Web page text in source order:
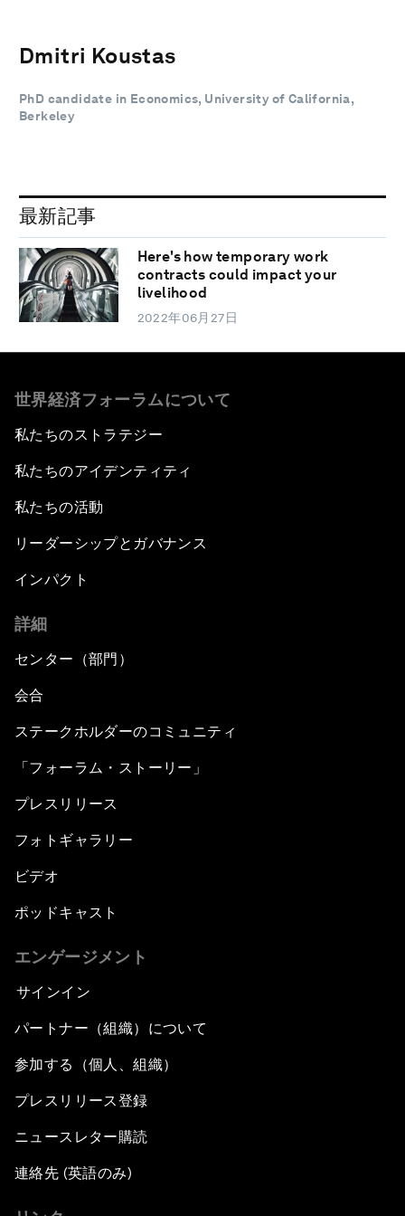
Dmitri Koustas
PhD candidate in Economics, University of California,
Berkeley
最新記事
Here's how temporary work
contracts could impact your
livelihood
2022年06月27日
世界経済フォーラムについて
私たちのストラテジー
私たちのアイデンティティ
私たちの活動
リーダーシップとガバナンス
インパクト
詳細
センター（部門）
会合
ステークホルダーのコミュニティ
「フォーラム・ストーリー」
プレスリリース
フォトギャラリー
ビデオ
ポッドキャスト
エンゲージメント
サインイン
パートナー（組織）について
参加する（個人、組織）
プレスリリース登録
ニュースレター購読
連絡先 (英語のみ)